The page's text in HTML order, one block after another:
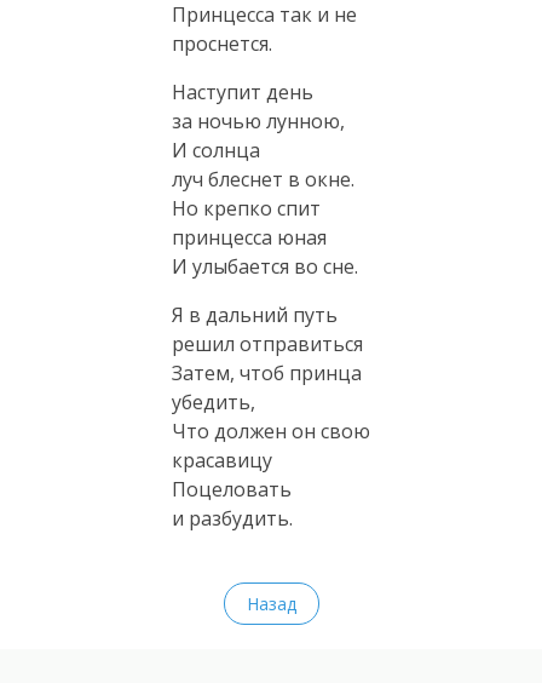
Принцесса так и не
проснется.
Hаступит день
за ночью лунною,
И солнца
луч блеснет в окне.
Hо крепко спит
принцесса юная
И улыбается во сне.
Я в дальний путь
решил отправиться
Затем, чтоб принца
убедить,
Что должен он свою
красавицу
Поцеловать
и разбудить.
Назад